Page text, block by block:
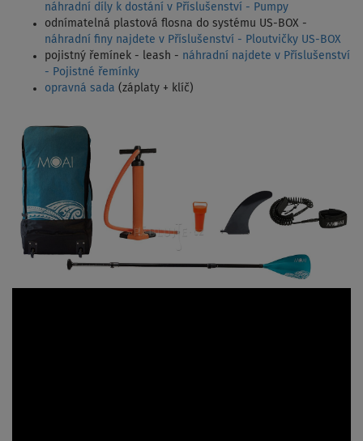
náhradní díly k dostání v Příslušenství - Pumpy
odnímatelná plastová flosna do systému US-BOX -
náhradní finy najdete v Příslušenství - Ploutvičky US-BOX
pojistný řemínek - leash - náhradní najdete v Příslušenství
- Pojistné řemínky
opravná sada (záplaty + klíč)